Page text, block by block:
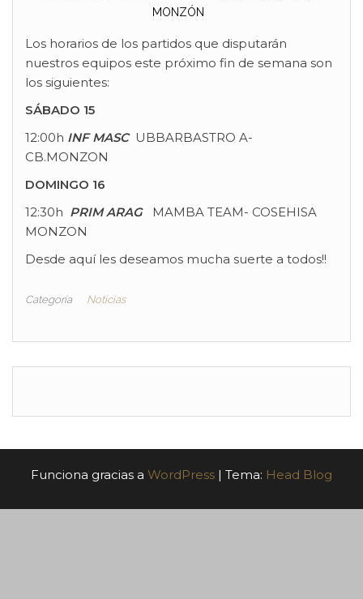
MONZÓN
Los horarios de los partidos que disputarán
nuestros equipos este próximo fin de semana son
los siguientes:
SÁBADO 15
12:00h INF MASCUBBARBASTRO A-
CB.MONZON
DOMINGO 16
12:30h PRIM ARAG
MAMBA TEAM- COSEHISA
MONZON
Desde aquí les deseamos mucha suerte a todos!!
Categoría Noticias
Funciona gracias a WordPress | Tema: Head Blog